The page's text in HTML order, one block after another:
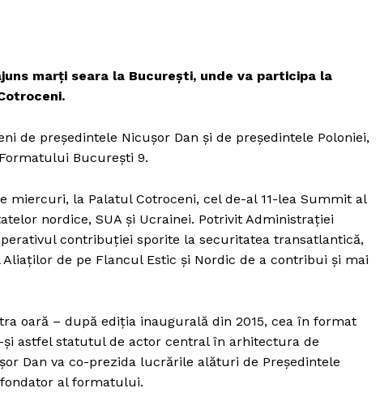
marți seara la București, unde va participa la
de președintele Nicușor Dan și de președintele Poloniei,
București 9.
miercuri, la Palatul Cotroceni, cel de-al 11-lea Summit al
nordice, SUA și Ucrainei. Potrivit Administrației
contribuției sporite la securitatea transatlantică,
de pe Flancul Estic și Nordic de a contribui și mai
oară – după ediția inaugurală din 2015, cea în format
astfel statutul de actor central în arhitectura de
Dan va co-prezida lucrările alături de Președintele
al formatului.